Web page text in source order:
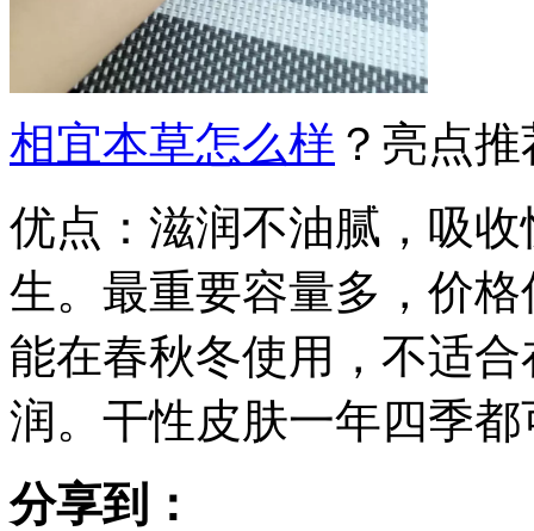
相宜本草怎么样 ？亮点推
优点：滋润不油腻，吸
生。最重要容量多，价
能在春秋冬使用，不适
润。干性皮肤一年四季
分享到：